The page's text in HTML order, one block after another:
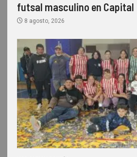
futsal masculino en Capital
8 agosto, 2026